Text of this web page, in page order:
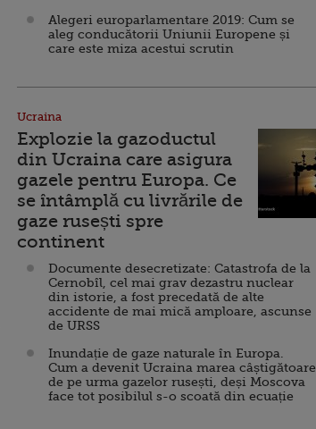
Alegeri europarlamentare 2019: Cum se
aleg conducătorii Uniunii Europene și
care este miza acestui scrutin
Ucraina
Explozie la gazoductul
din Ucraina care asigura
gazele pentru Europa. Ce
se întâmplă cu livrările de
gaze rusești spre
continent
Documente desecretizate: Catastrofa de la
Cernobîl, cel mai grav dezastru nuclear
din istorie, a fost precedată de alte
accidente de mai mică amploare, ascunse
de URSS
Inundație de gaze naturale în Europa.
Cum a devenit Ucraina marea câștigătoare
de pe urma gazelor rusești, deși Moscova
face tot posibilul s-o scoată din ecuație